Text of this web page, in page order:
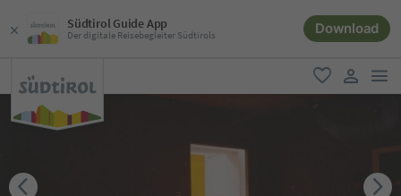
Südtirol Guide App
Der digitale Reisebegleiter Südtirols Download
favorit
user link